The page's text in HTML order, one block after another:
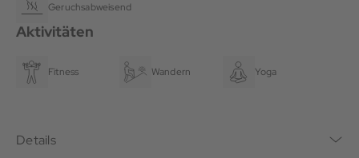
Geruchsabweisend
Aktivitäten
Fitness Wandern Yoga
Details